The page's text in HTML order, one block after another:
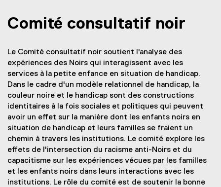
You are now in the main content area
Comité consultatif noir
Le Comité consultatif noir soutient l'analyse des
expériences des Noirs qui interagissent avec les
services à la petite enfance en situation de handicap.
Dans le cadre d'un modèle relationnel de handicap, la
couleur noire et le handicap sont des constructions
identitaires à la fois sociales et politiques qui peuvent
avoir un effet sur la manière dont les enfants noirs en
situation de handicap et leurs familles se fraient un
chemin à travers les institutions. Le comité explore les
effets de l'intersection du racisme anti-Noirs et du
capacitisme sur les expériences vécues par les familles
et les enfants noirs dans leurs interactions avec les
institutions. Le rôle du comité est de soutenir la bonne